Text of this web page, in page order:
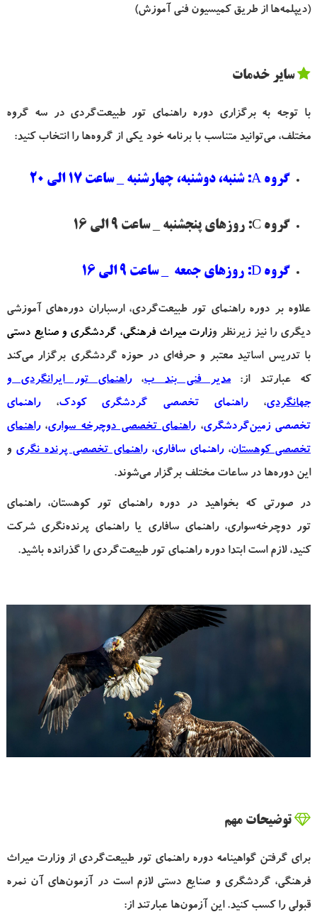
(دیپلمه‌ها از طریق کمیسیون فنی آموزش)
سایر خدمات
با توجه به برگزاری دوره راهنمای تور طبیعت‌گردی در سه گروه
مختلف، می‌توانید متناسب با برنامه خود یکی از گروه‌ها را انتخاب کنید:
گروه A: شنبه، دوشنبه، چهارشنبه _ ساعت 17 الی 20
گروه C: روزهای پنجشنبه _ ساعت 9 الی 16
گروه D: روزهای جمعه _ ساعت 9 الی 16
علاوه بر دوره راهنمای تور طبیعت‌گردی، ارسباران دوره‌های آموزشی
دیگری را نیز زیرنظر وزارت میراث فرهنگی، گردشگری و صنایع دستی
با تدریس اساتید معتبر و حرفه‌ای در حوزه گردشگری برگزار می‌کند
که عبارتند از:مدیر فنی بند ب،راهنمای تور ایرانگردی و
جهانگردی،راهنمای تخصصی گردشگری کودک،راهنمای
تخصصی زمین‌گردشگری،راهنمای تخصصی دوچرخه سواری،راهنمای
تخصصی کوهستان،راهنمای سافاری،راهنمای تخصصی پرنده نگری و
این دوره‌ها در ساعات مختلف برگزار می‌شوند.
در صورتی که بخواهید در دوره راهنمای تور کوهستان، راهنمای
تور دوچرخه‌سواری، راهنمای سافاری یا راهنمای پرنده‌نگری شرکت
کنید، لازم است ابتدا دوره راهنمای تور طبیعت‌گردی را گذرانده باشید.
توضیحات مهم
برای گرفتن گواهینامه دوره راهنمای تور طبیعت‌گردی از وزارت میراث
فرهنگی، گردشگری و صنایع دستی لازم است در آزمون‌های آن نمره
قبولی را کسب کنید. این آزمون‌ها عبارتند از: